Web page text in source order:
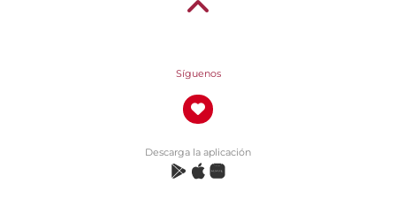
Síguenos
Descarga la aplicación